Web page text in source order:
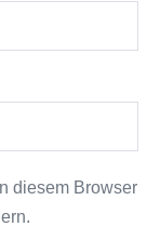
diesem Browser